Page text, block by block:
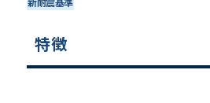
特徴